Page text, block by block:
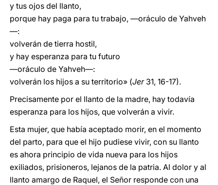
y tus ojos del llanto,
porque hay paga para tu trabajo, —oráculo de Yahveh
—:
volverán de tierra hostil,
y hay esperanza para tu futuro
—oráculo de Yahveh—:
volverán los hijos a su territorio» (Jer31, 16-17).
Precisamente por el llanto de la madre, hay todavía
esperanza para los hijos, que volverán a vivir.
Esta mujer, que había aceptado morir, en el momento
del parto, para que el hijo pudiese vivir, con su llanto
es ahora principio de vida nueva para los hijos
exiliados, prisioneros, lejanos de la patria. Al dolor y al
llanto amargo de Raquel, el Señor responde con una